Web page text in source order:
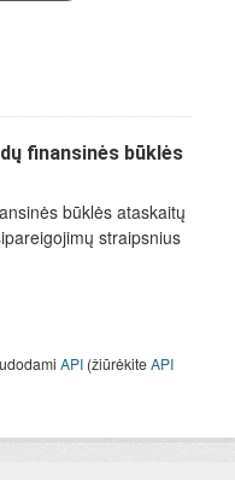
finansinės būklės
būklės ataskaitų
straipsnius
API (žiūrėkiteAPI